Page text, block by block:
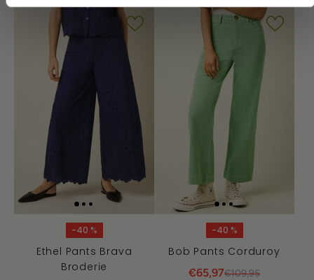
-40 %
Ethel Pants Brava
Broderie
-40 %
Bob Pants Corduroy
€65,97€109,95